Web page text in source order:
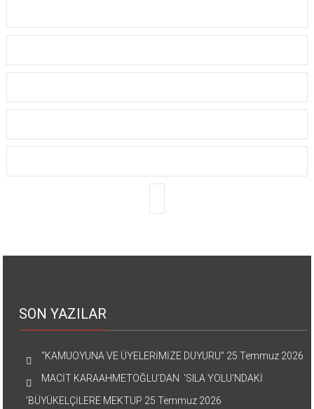
SON YAZILAR
“KAMUOYUNA VE ÜYELERİMİZE DUYURU” 25 Temmuz 2026
MACİT KARAAHMETOĞLU’DAN ‘SILA YOLU’NDAKİ
’BÜYÜKELÇİLERE MEKTUP 25 Temmuz 2026